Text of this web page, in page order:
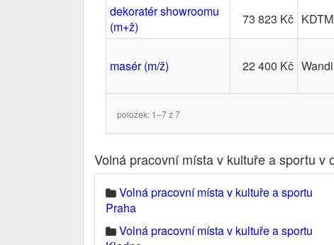
dekoratér showroomu
(m+ž)
73 823 Kč
masér (m/ž) 22 400 Kč
položek: 1–7 z 7
Volná pracovní místa v kultuře a sportu v
Volná pracovní místa v kultuře a sportu
Praha
Volná pracovní místa v kultuře a sportu